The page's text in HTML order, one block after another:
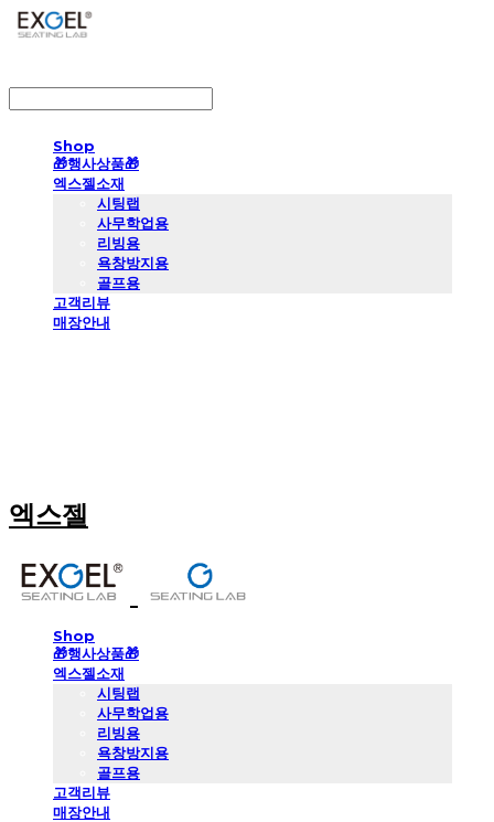
Shop
🎁행사상품🎁
엑스젤소재
시팅랩
사무학업용
리빙용
욕창방지용
골프용
고객리뷰
매장안내
엑스젤
Shop
🎁행사상품🎁
엑스젤소재
시팅랩
사무학업용
리빙용
욕창방지용
골프용
고객리뷰
매장안내